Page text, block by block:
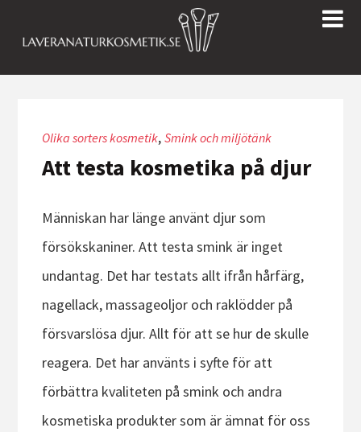
Olika sorters kosmetik,Smink och miljötänk
Att testa kosmetika på djur
Människan har länge använt djur som
försökskaniner. Att testa smink är inget
undantag. Det har testats allt ifrån hårfärg,
nagellack, massageoljor och raklödder på
försvarslösa djur. Allt för att se hur de skulle
reagera. Det har använts i syfte för att
förbättra kvaliteten på smink och andra
kosmetiska produkter som är ämnat för oss